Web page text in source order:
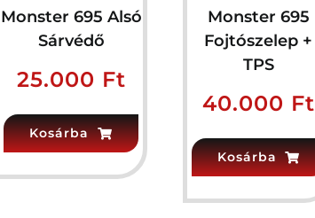
Monster 695 Alsó
Sárvédő
25.000 Ft
Kosárba
Monster 695
Fojtószelep +
TPS
40.000 Ft
Kosárba